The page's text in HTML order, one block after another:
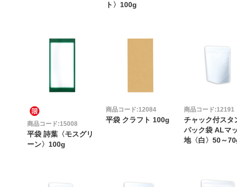
ト〉100g
商品コード:15008
平袋 詩葉〈モスグリ
ーン〉100g
商品コード:12084
平袋 クラフト 100g
商品コード:12191
チャック付スタ
パック袋 ALマ
地〈白〉50～